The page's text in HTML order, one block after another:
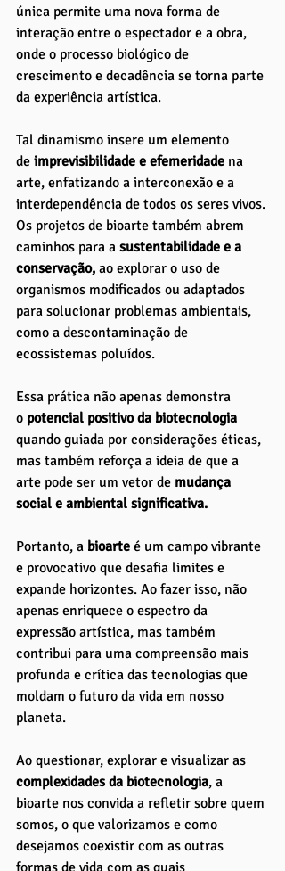
única permite uma nova forma de
interação entre o espectador e a obra,
onde o processo biológico de
crescimento e decadência se torna parte
da experiência artística.
Tal dinamismo insere um elemento
de imprevisibilidade e efemeridade na
arte, enfatizando a interconexão e a
interdependência de todos os seres vivos.
Os projetos de bioarte também abrem
caminhos para a sustentabilidade e a
conservação, ao explorar o uso de
organismos modificados ou adaptados
para solucionar problemas ambientais,
como a descontaminação de
ecossistemas poluídos.
Essa prática não apenas demonstra
o potencial positivo da biotecnologia
quando guiada por considerações éticas,
mas também reforça a ideia de que a
arte pode ser um vetor de mudança
social e ambiental significativa.
Portanto, a bioarte é um campo vibrante
e provocativo que desafia limites e
expande horizontes. Ao fazer isso, não
apenas enriquece o espectro da
expressão artística, mas também
contribui para uma compreensão mais
profunda e crítica das tecnologias que
moldam o futuro da vida em nosso
planeta.
Ao questionar, explorar e visualizar as
complexidades da biotecnologia, a
bioarte nos convida a refletir sobre quem
somos, o que valorizamos e como
desejamos coexistir com as outras
formas de vida com as quais